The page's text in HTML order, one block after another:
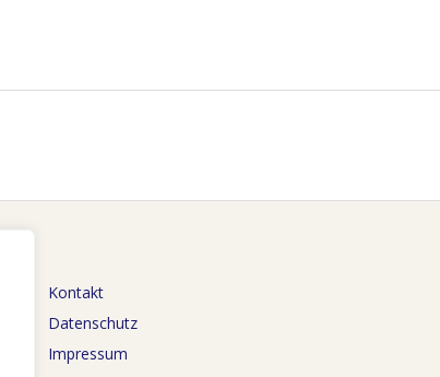
Kontakt
Datenschutz
Impressum